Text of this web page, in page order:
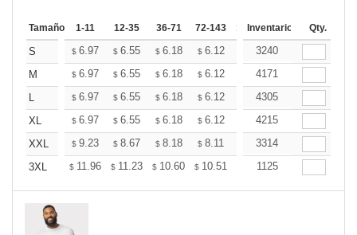
Tamaño 1-11 12-35 36-71 72-143 144-287 288 + Más
Inventario Qty.
S $ 6.97 $ 6.55 $ 6.18 $ 6.12 6.02
3240
M
$ 6.97 $ 6.55 $ 6.18 $ 6.12 6.02
4171
L
$ 6.97 $ 6.55 $ 6.18 $ 6.12 6.02
4305
XL
$ 6.97 $ 6.55 $ 6.18 $ 6.12 6.02
4215
XXL
$ 9.23 $ 8.67 $ 8.18 $ 8.11 7.97
3314
3XL
$ 11.96 $ 11.23 $ 10.60 $ 10.51 10.33
1125